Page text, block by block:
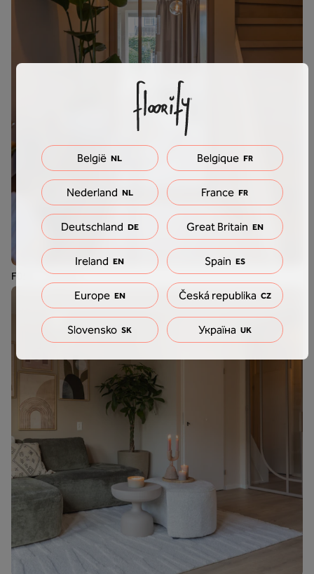
F050- Crémant
België NL Belgique FR
Nederland NL France FR
Deutschland DE Great Britain EN
Ireland EN Spain ES
Europe EN Česká republika CZ
Slovensko SK Україна UK